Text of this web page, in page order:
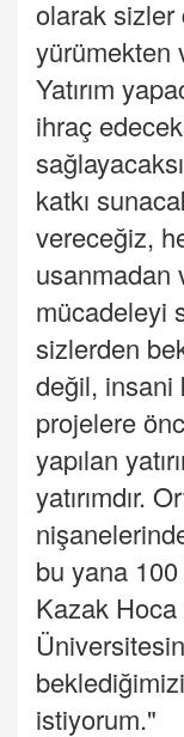
olarak sizler
yürümekten
Yatırım
ihraç
katkı
vereceğiz,
usanmadan
mücadeleyi
sizlerden
değil, insani
projelere
yapılan
yatırımdır.
bu yana
Kazak
istiyorum."